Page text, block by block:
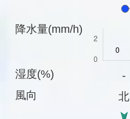
降水量(mm/h)
湿度(%)
風向
-
北